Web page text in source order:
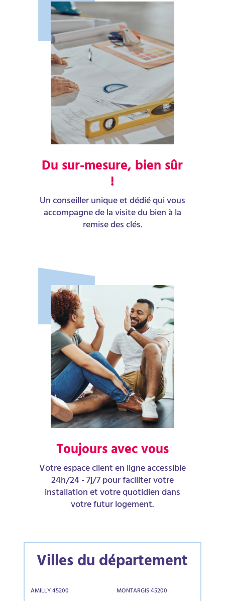
Du sur-mesure, bien sûr
!
Un conseiller unique et dédié qui vous
accompagne de la visite du bien à la
remise des clés.
Toujours avec vous
Votre espace client en ligne accessible
24h/24 - 7j/7 pour faciliter votre
installation et votre quotidien dans
votre futur logement.
Villes du département
AMILLY 45200
MONTARGIS 45200